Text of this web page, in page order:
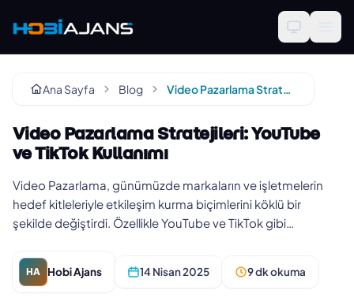
Ana Sayfa Blog Video Pazarlama Stratejileri: YouTube ve TikTok Kullanımı
Video Pazarlama Stratejileri: YouTube
ve TikTok Kullanımı
Video Pazarlama, günümüzde markaların ve işletmelerin
hedef kitleleriyle etkileşim kurma biçimlerini köklü bir
şekilde değiştirdi. Özellikle YouTube ve TikTok gibi
HA Hobi Ajans 14 Nisan 2025 9 dk okuma